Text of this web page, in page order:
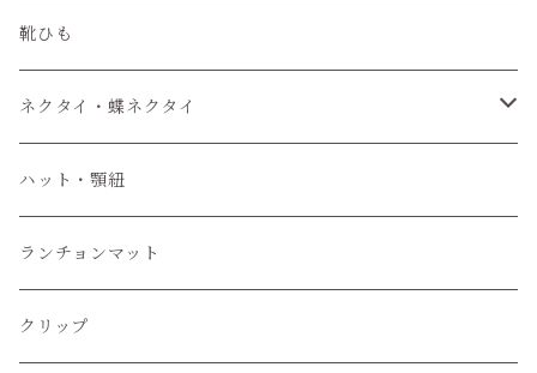
靴ひも
ネクタイ・蝶ネクタイ
ワンタッチネクタイ
蝶ネクタイ
ハット・顎紐
ランチョンマット
クリップ